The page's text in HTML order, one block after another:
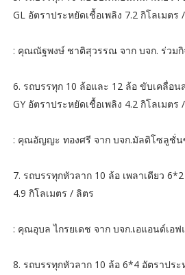
GL อัตราประหยัดเชื้อเพลิง 7.2 กิโลเมตร
: คุณณัฐพงษ์ ชาติสุวรรณ จาก บจก. ร่วมกิ
6. รถบรรทุก 10 ล้อและ 12 ล้อ ขับเคลื่อ
GY อัตราประหยัดเชื้อเพลิง 4.2 กิโลเมตร
: คุณอัญญะ ทองศรี จาก บจก.มัลติโซลูชั่น
7. รถบรรทุกหัวลาก 10 ล้อ เพลาเดียว
4.9 กิโลเมตร / ลิตร
: คุณอุบล ไกรยเดช จาก บจก.เอแอนด์เอ
8. รถบรรทุกหัวลาก 10 ล้อ 6*4 อัตราประ